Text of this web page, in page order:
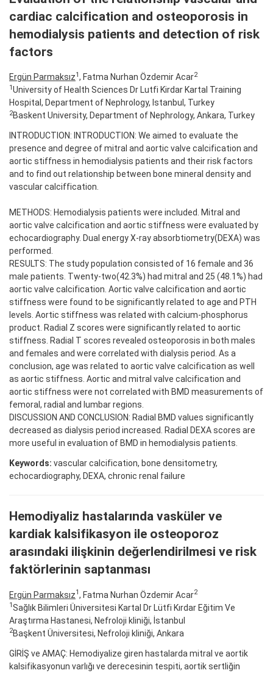
cardiac calcification and osteoporosis in
hemodialysis patients and detection of risk
factors
Ergün Parmaksız1, Fatma Nurhan Özdemir Acar2
1University of Health Sciences Dr Lutfi Kirdar Kartal Training
Hospital, Department of Nephrology, Istanbul, Turkey
2Baskent University, Department of Nephrology, Ankara, Turkey
INTRODUCTION: INTRODUCTION: We aimed to evaluate the
presence and degree of mitral and aortic valve calcification and
aortic stiffness in hemodialysis patients and their risk factors
and to find out relationship between bone mineral density and
vascular calciffication.
METHODS: Hemodialysis patients were included. Mitral and
aortic valve calcification and aortic stiffness were evaluated by
echocardiography. Dual energy X-ray absorbtiometry(DEXA) was
performed.
RESULTS: The study population consisted of 16 female and 36
male patients. Twenty-two(42.3%) had mitral and 25 (48.1%) had
aortic valve calcification. Aortic valve calcification and aortic
stiffness were found to be significantly related to age and PTH
levels. Aortic stiffness was related with calcium-phosphorus
product. Radial Z scores were significantly related to aortic
stiffness. Radial T scores revealed osteoporosis in both males
and females and were correlated with dialysis period. As a
conclusion, age was related to aortic valve calcification as well
as aortic stiffness. Aortic and mitral valve calcification and
aortic stiffness were not correlated with BMD measurements of
femoral, radial and lumbar regions.
DISCUSSION AND CONCLUSION: Radial BMD values significantly
decreased as dialysis period increased. Radial DEXA scores are
more useful in evaluation of BMD in hemodialysis patients.
Keywords: vascular calcification, bone densitometry,
echocardiography, DEXA, chronic renal failure
Hemodiyaliz hastalarında vasküler ve
kardiak kalsifikasyon ile osteoporoz
arasındaki ilişkinin değerlendirilmesi ve risk
faktörlerinin saptanması
Ergün Parmaksız1 , Fatma Nurhan Özdemir Acar2
1 Sağlık Bilimleri Üniversitesi Kartal Dr Lütfi Kırdar Eğitim Ve
Araştırma Hastanesi, Nefroloji kliniği, İstanbul
2Başkent Üniversitesi, Nefroloji kliniği, Ankara
GİRİŞ ve AMAÇ: Hemodiyalize giren hastalarda mitral ve aortik
kalsifikasyonun varlığı ve derecesinin tespiti, aortik sertliğin